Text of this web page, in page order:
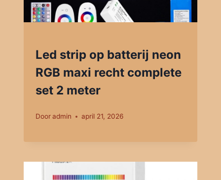
Led strip op batterij neon
RGB maxi recht complete
set 2 meter
Dooradmin april 21, 2026